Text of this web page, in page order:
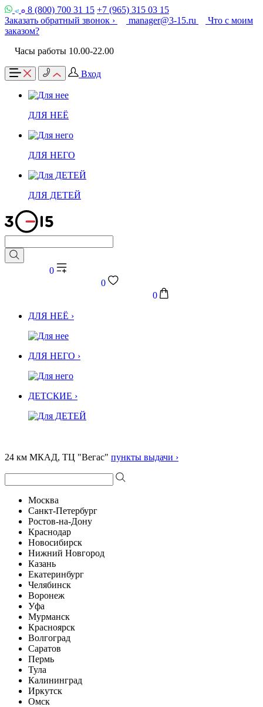
8 (800) 700 31 15 +7 (965) 315 03 15
Заказать обратный звонок ›
manager@3-15.ru
Что с моим
заказом?
Часы работы 10.00-22.00
Вход
ДЛЯ НЕЁ
ДЛЯ НЕГО
ДЛЯ ДЕТЕЙ
0
0
0
ДЛЯ НЕЁ ›
ДЛЯ НЕГО ›
ДЕТСКИЕ ›
24 км МКАД, ТЦ "Вегас" пункты выдачи ›
Москва
Санкт-Петербург
Ростов-на-Дону
Краснодар
Новосибирск
Нижний Новгород
Казань
Екатеринбург
Челябинск
Воронеж
Уфа
Мурманск
Красноярск
Волгоград
Саратов
Пермь
Тула
Калининград
Иркутск
Омск